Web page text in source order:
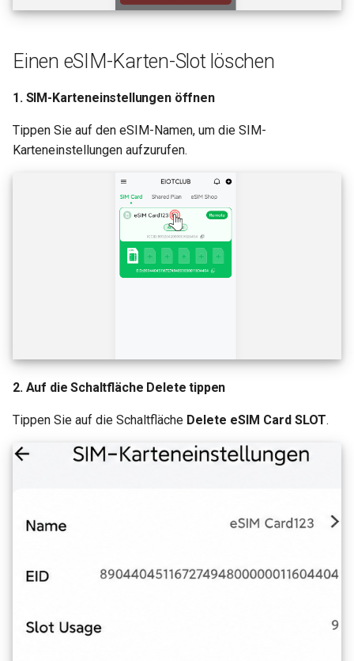
Einen eSIM-Karten-Slot löschen
1. SIM-Karteneinstellungen öffnen
Tippen Sie auf den eSIM-Namen, um die SIM-
Karteneinstellungen aufzurufen.
2. Auf die Schaltfläche Delete tippen
Tippen Sie auf die Schaltfläche Delete eSIM Card SLOT.